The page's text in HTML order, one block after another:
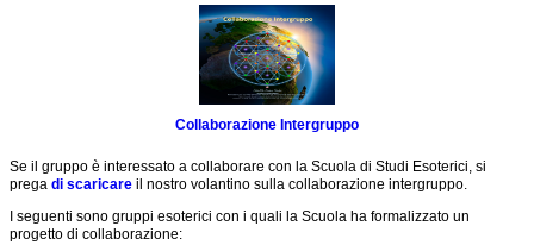
Suggerimenti
collaborazione
intergruppo
Supporto
all'Iniziativa
di
Collaborazione
Intergruppo
inclusiva
Che
Collaborazione Intergruppo
Se il gruppo è interessato a collaborare con la Scuola di Studi Esoterici, si
prega di scaricare il nostro volantino sulla collaborazione intergruppo.
I seguenti sono gruppi esoterici con i quali la Scuola ha formalizzato un
progetto di collaborazione: